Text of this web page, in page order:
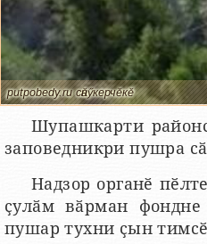
putpobedy.ru сӑнӳкерчӗкӗ
Шупашкарти
заповедникри пушра
Надзор органӗ
ҫулӑм вӑрман
пушар тухни ҫын